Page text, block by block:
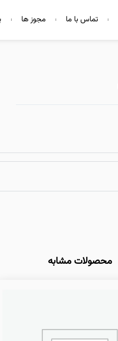
تماس با ما مجوز ها
محصولات مشابه